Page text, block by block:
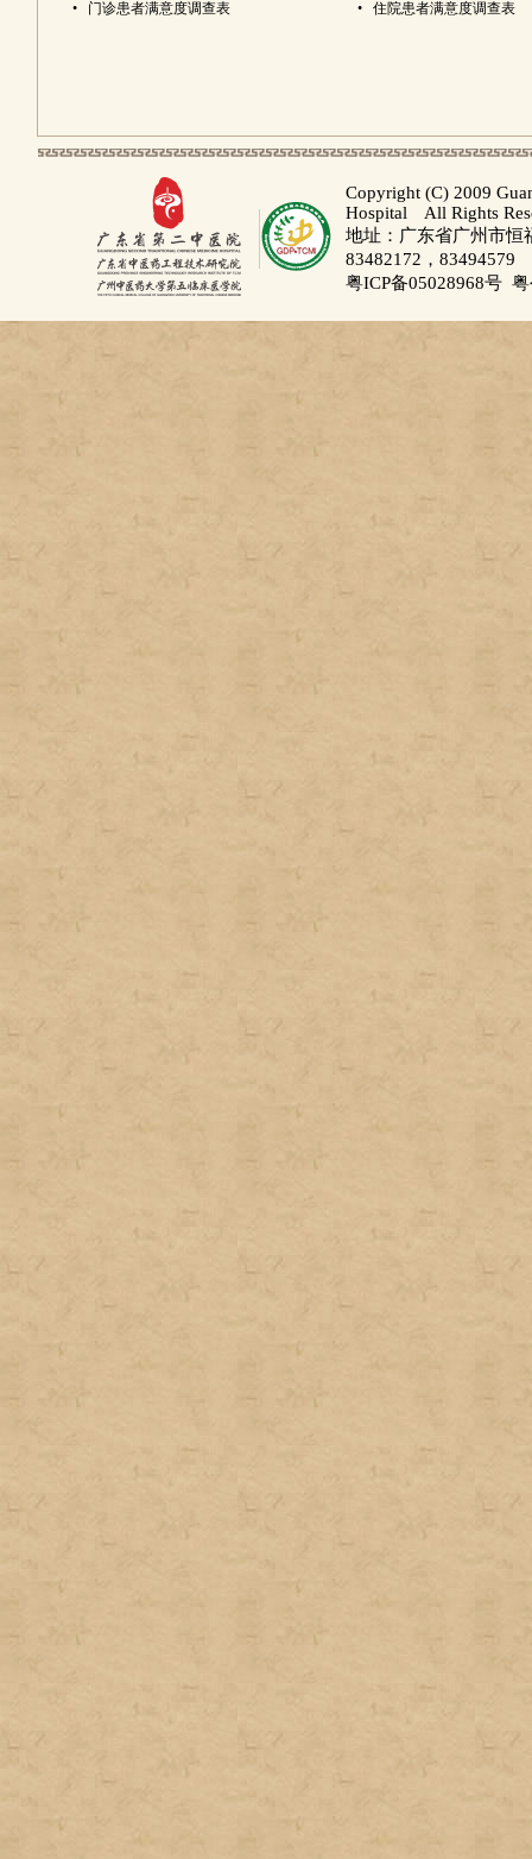
• 门诊患者满意度调查表 • 住院患者满意度调查表
Copyright (C) 2009
Hospital All Rights
地址：广东省广州市
83482172，83494579
粤ICP备05028968号